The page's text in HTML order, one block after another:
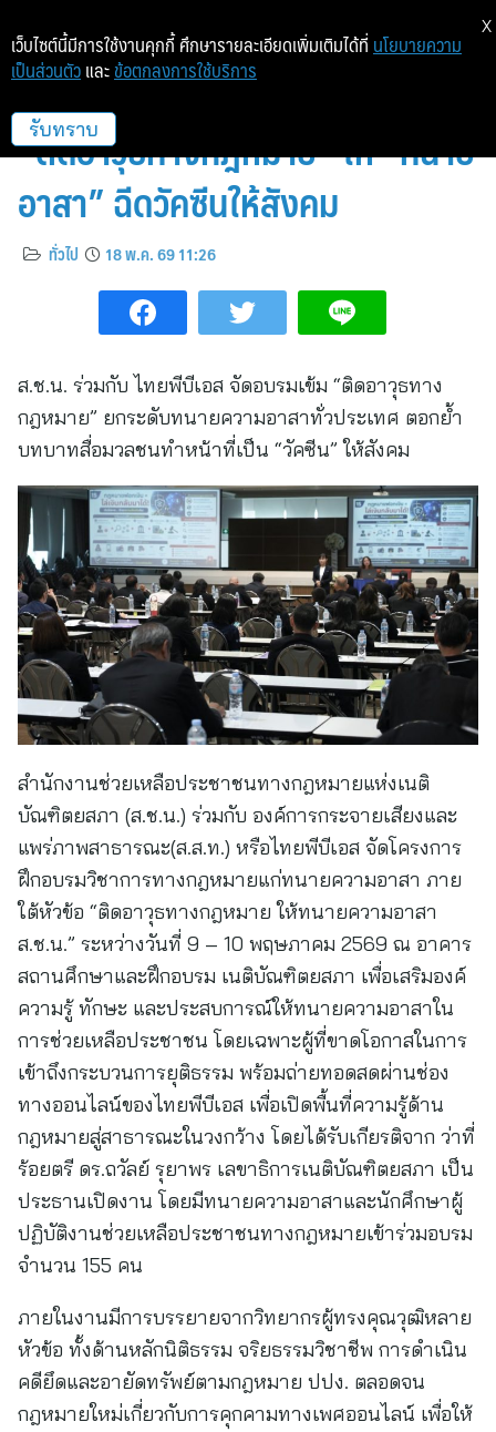
เนติบัณฑิตยสภาผนึกไทยพีบีเอส
“ติดอาวุธทางกฎหมาย” ให้ “ทนาย
อาสา” ฉีดวัคซีนให้สังคม
ทั่วไป 18 พ.ค. 69 11:26
ส.ช.น. ร่วมกับ ไทยพีบีเอส จัดอบรมเข้ม “ติดอาวุธทาง
กฎหมาย” ยกระดับทนายความอาสาทั่วประเทศ ตอกย้ำ
บทบาทสื่อมวลชนทำหน้าที่เป็น “วัคซีน” ให้สังคม
สำนักงานช่วยเหลือประชาชนทางกฎหมายแห่งเนติ
บัณฑิตยสภา (ส.ช.น.) ร่วมกับ องค์การกระจายเสียงและ
แพร่ภาพสาธารณะ(ส.ส.ท.) หรือไทยพีบีเอส จัดโครงการ
ฝึกอบรมวิชาการทางกฎหมายแก่ทนายความอาสา ภาย
ใต้หัวข้อ “ติดอาวุธทางกฎหมาย ให้ทนายความอาสา
ส.ช.น.” ระหว่างวันที่ 9 – 10 พฤษภาคม 2569 ณ อาคาร
สถานศึกษาและฝึกอบรม เนติบัณฑิตยสภา เพื่อเสริมองค์
ความรู้ ทักษะ และประสบการณ์ให้ทนายความอาสาใน
การช่วยเหลือประชาชน โดยเฉพาะผู้ที่ขาดโอกาสในการ
เข้าถึงกระบวนการยุติธรรม พร้อมถ่ายทอดสดผ่านช่อง
ทางออนไลน์ของไทยพีบีเอส เพื่อเปิดพื้นที่ความรู้ด้าน
กฎหมายสู่สาธารณะในวงกว้าง โดยได้รับเกียรติจาก ว่าที่
ร้อยตรี ดร.ถวัลย์ รุยาพร เลขาธิการเนติบัณฑิตยสภา เป็น
ประธานเปิดงาน โดยมีทนายความอาสาและนักศึกษาผู้
ปฏิบัติงานช่วยเหลือประชาชนทางกฎหมายเข้าร่วมอบรม
จำนวน 155 คน
ภายในงานมีการบรรยายจากวิทยากรผู้ทรงคุณวุฒิหลาย
หัวข้อ ทั้งด้านหลักนิติธรรม จริยธรรมวิชาชีพ การดำเนิน
คดียึดและอายัดทรัพย์ตามกฎหมาย ปปง. ตลอดจน
กฎหมายใหม่เกี่ยวกับการคุกคามทางเพศออนไลน์ เพื่อให้
เว็บไซต์นี้มีการใช้งานคุกกี้ ศึกษารายละเอียดเพิ่มเติมได้ที่ นโยบายความ
เป็นส่วนตัว และ ข้อตกลงการใช้บริการ
รับทราบ
X